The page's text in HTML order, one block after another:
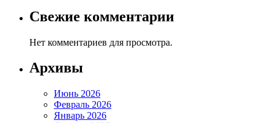
Свежие комментарии
Нет комментариев для просмотра.
Архивы
Июнь 2026
Февраль 2026
Январь 2026